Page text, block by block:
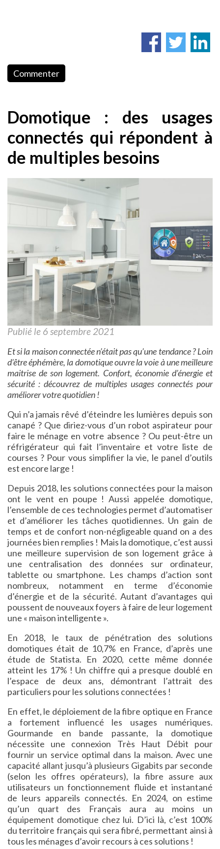
Commenter
Domotique : des usages
connectés qui répondent à
de multiples besoins
Publié le 6 septembre 2021
Et si la maison connectée n’était pas qu’une tendance ? Loin
d’être éphémère, la domotique ouvre la voie à une meilleure
maitrise de son logement. Confort, économie d’énergie et
sécurité : découvrez de multiples usages connectés pour
améliorer votre quotidien !
Qui n’a jamais rêvé d’éteindre les lumières depuis son
canapé ? Que diriez-vous d’un robot aspirateur pour
faire le ménage en votre absence ? Ou peut-être un
réfrigérateur qui fait l’inventaire et votre liste de
courses ? Pour vous simplifier la vie, le panel d’outils
est encore large !
Depuis 2018, les solutions connectées pour la maison
ont le vent en poupe ! Aussi appelée domotique,
l’ensemble de ces technologies permet d’automatiser
et d’améliorer les tâches quotidiennes. Un gain de
temps et de confort non-négligeable quand on a des
journées bien remplies ! Mais la domotique, c’est aussi
une meilleure supervision de son logement grâce à
une centralisation des données sur ordinateur,
tablette ou smartphone. Les champs d’action sont
nombreux, notamment en terme d’économie
d’énergie et de la sécurité. Autant d’avantages qui
poussent de nouveaux foyers à faire de leur logement
une « maison intelligente ».
En 2018, le taux de pénétration des solutions
domotiques était de 10,7% en France, d’après une
étude de Statista. En 2020, cette même donnée
atteint les 17% ! Un chiffre qui a presque doublé en
l’espace de deux ans, démontrant l’attrait des
particuliers pour les solutions connectées !
En effet, le déploiement de la fibre optique en France
a fortement influencé les usages numériques.
Gourmande en bande passante, la domotique
nécessite une connexion Très Haut Débit pour
fournir un service optimal dans la maison. Avec une
capacité allant jusqu’à plusieurs Gigabits par seconde
(selon les offres opérateurs), la fibre assure aux
utilisateurs un fonctionnement fluide et instantané
de leurs appareils connectés. En 2024, on estime
qu’un quart des Français aura au moins un
équipement domotique chez lui. D’ici là, c’est 100%
du territoire français qui sera fibré, permettant ainsi à
tous les ménages d’avoir recours à ces solutions !